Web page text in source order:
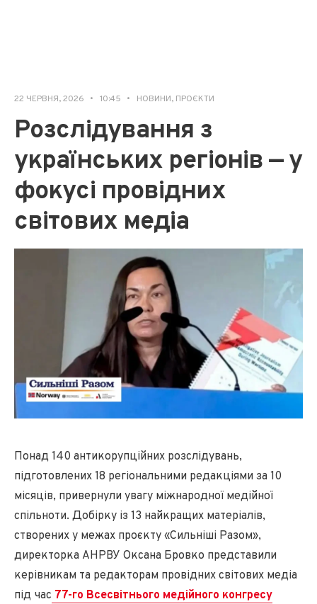
22 ЧЕРВНЯ, 2026 • 10:45 • НОВИНИ, ПРОЄКТИ
Розслідування з
українських регіонів — у
фокусі провідних
світових медіа
Понад 140 антикорупційних розслідувань,
підготовлених 18 регіональними редакціями за 10
місяців, привернули увагу міжнародної медійної
спільноти. Добірку із 13 найкращих матеріалів,
створених у межах проєкту «Сильніші Разом»,
директорка АНРВУ Оксана Бровко представили
керівникам та редакторам провідних світових медіа
під час 77-го Всесвітнього медійного конгресу